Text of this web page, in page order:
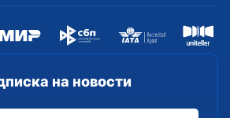
на новости